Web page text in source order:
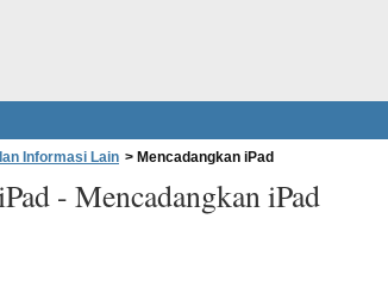
Informasi Lain > Mencadangkan iPad
- Mencadangkan iPad